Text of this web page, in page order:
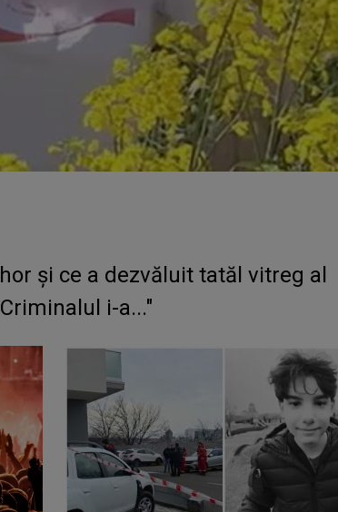
și ce a dezvăluit tatăl vitreg al
i-a..."